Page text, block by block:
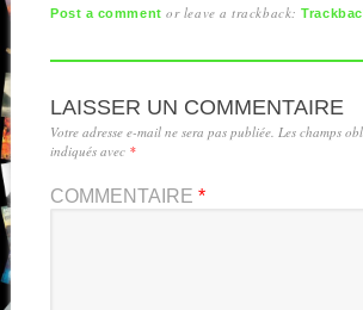
Post a comment or leave a trackback:
LAISSER UN COMMENTAIRE
Votre adresse e-mail ne sera pas publiée. Les champs
indiqués avec *
COMMENTAIRE *